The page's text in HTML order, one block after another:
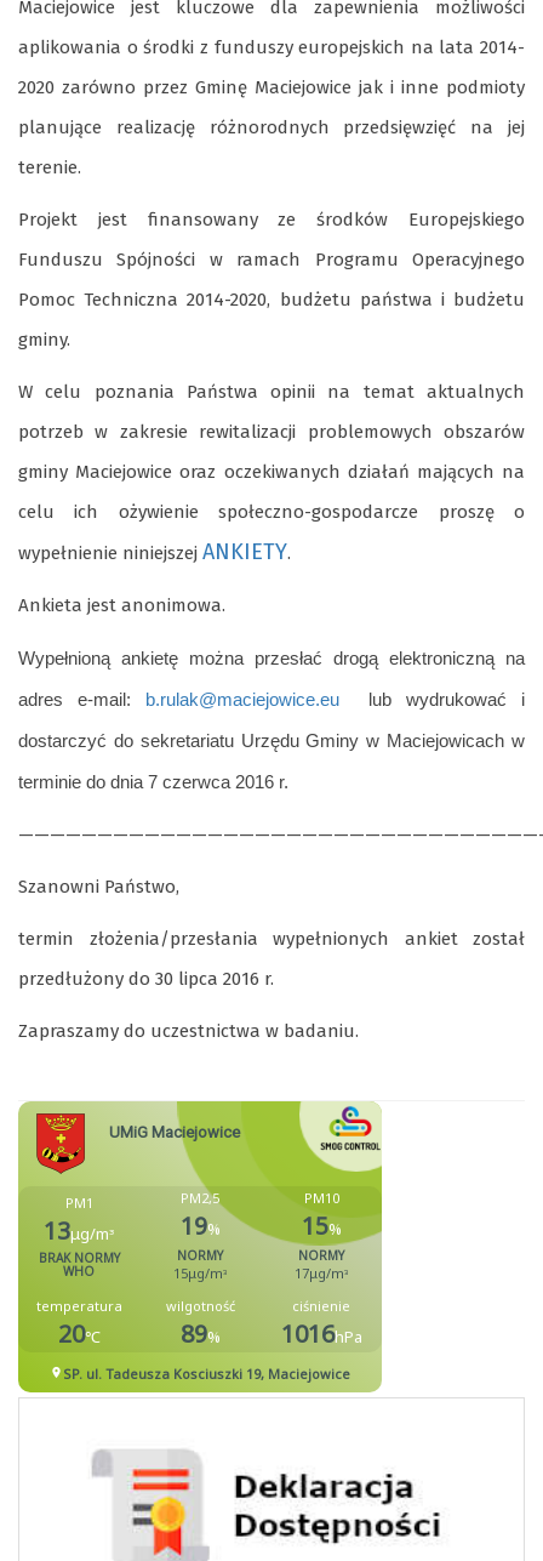
Maciejowice jest kluczowe dla zapewnienia możliwości
aplikowania o środki z funduszy europejskich na lata 2014-
2020 zarówno przez Gminę Maciejowice jak i inne podmioty
planujące realizację różnorodnych przedsięwzięć na jej
terenie.
Projekt jest finansowany ze środków Europejskiego
Funduszu Spójności w ramach Programu Operacyjnego
Pomoc Techniczna 2014-2020, budżetu państwa i budżetu
gminy.
W celu poznania Państwa opinii na temat aktualnych
potrzeb w zakresie rewitalizacji problemowych obszarów
gminy Maciejowice oraz oczekiwanych działań mających na
celu ich ożywienie społeczno-gospodarcze proszę o
wypełnienie niniejszej ANKIETY.
Ankieta jest anonimowa.
Wypełnioną ankietę można przesłać drogą elektroniczną na
adres e-mail: b.rulak@maciejowice.eu lub wydrukować i
dostarczyć do sekretariatu Urzędu Gminy w Maciejowicach w
terminie do dnia 7 czerwca 2016 r.
Szanowni Państwo,
termin złożenia/przesłania wypełnionych ankiet został
przedłużony do 30 lipca 2016 r.
Zapraszamy do uczestnictwa w badaniu.